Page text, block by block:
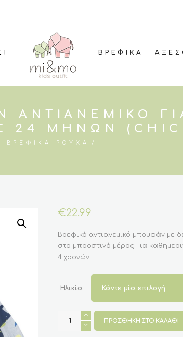
ΒΡΕΦΙΚΆ
ΜΗΝΏΝ
ΒΡΕΦΙΚΆ ΡΟΎΧΑ
€22.99
Βρεφικό αντιανεμικό μπουφάν με
στο μπροστινό μέρος. Για
4 χρονών.
Ηλικία
Βρεφικό
Μπουφάν
Αντιανεμικό
ΠΡΟΣΘΉΚΗ ΣΤΟ ΚΑΛΆΘΙ